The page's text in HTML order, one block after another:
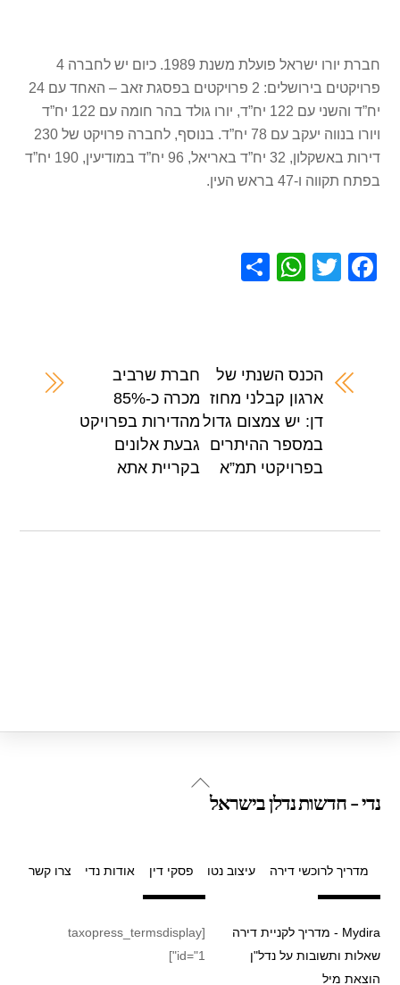
חברת יורו ישראל פועלת משנת 1989. כיום יש לחברה 4
פרויקטים בירושלים: 2 פרויקטים בפסגת זאב – האחד עם 24
יח”ד והשני עם 122 יח”ד, יורו גולד בהר חומה עם 122 יח”ד
ויורו בנווה יעקב עם 78 יח”ד. בנוסף, לחברה פרויקט של 230
דירות באשקלון, 32 יח”ד באריאל, 96 יח”ד במודיעין, 190 יח”ד
בפתח תקווה ו-47 בראש העין.
F
b
T
W
A
p
p
הכנס השנתי של
ארגון קבלני מחוז
דן: יש צמצום גדול
במספר ההיתרים
בפרויקטי תמ”א
חברת שרביב
מכרה כ-85%
מהדירות בפרויקט
גבעת אלונים
בקריית אתא
Back
נדי - חדשות נדלן בישראל
מדריך לרוכשי דירה עיצוב נטו פסקי דין אודות נדי צרו קשר
Mydira - מדריך לקניית דירה
שאלות ותשובות על נדל"ן
הוצאת מיל
[taxopress_termsdisplay
id="1"]